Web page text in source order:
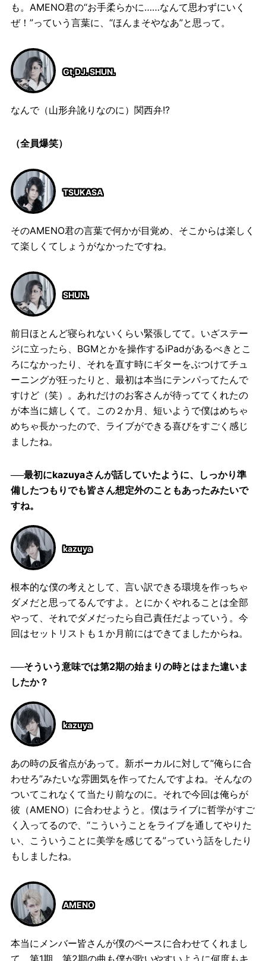
も。AMENO君の“お手柔らかに……なんて思わずにいく
ぜ！”っていう言葉に、“ほんまそやなあ”と思って。
Gt,DJ. SHUN.
なんで（山形弁訛りなのに）関西弁!?
（全員爆笑）
TSUKASA
そのAMENO君の言葉で何かが目覚め、そこからは楽しく
て楽しくてしょうがなかったですね。
SHUN.
前日ほとんど寝られないくらい緊張してて。いざステー
ジに立ったら、BGMとかを操作するiPadがあるべきとこ
ろになかったり、それを直す時にギターをぶつけてチュ
ーニングが狂ったりと、最初は本当にテンパってたんで
すけど（笑）。あれだけのお客さんが待っててくれたの
が本当に嬉しくて。この２か月、短いようで僕はめちゃ
めちゃ長かったので、ライブができる喜びをすごく感じ
ましたね。
──最初にkazuyaさんが話していたように、しっかり準
備したつもりでも皆さん想定外のこともあったみたいで
すね。
kazuya
根本的な僕の考えとして、言い訳できる環境を作っちゃ
ダメだと思ってるんですよ。とにかくやれることは全部
やって、それでダメだったら自己責任だよっていう。今
回はセットリストも１か月前にはできてましたからね。
──そういう意味では第2期の始まりの時とはまた違いま
したか？
kazuya
あの時の反省点があって。新ボーカルに対して“俺らに合
わせろ”みたいな雰囲気を作ってたんですよね。そんなの
ついてこれなくて当たり前なのに。それで今回は俺らが
彼（AMENO）に合わせようと。僕はライブに哲学がすご
く入ってるので、“こういうことをライブを通してやりた
い、こういうことに美学を感じてる”っていう話をしたり
もしましたね。
AMENO
本当にメンバー皆さんが僕のペースに合わせてくれまし
て。第1期、第2期の曲も僕が歌いやすいように何度もキ